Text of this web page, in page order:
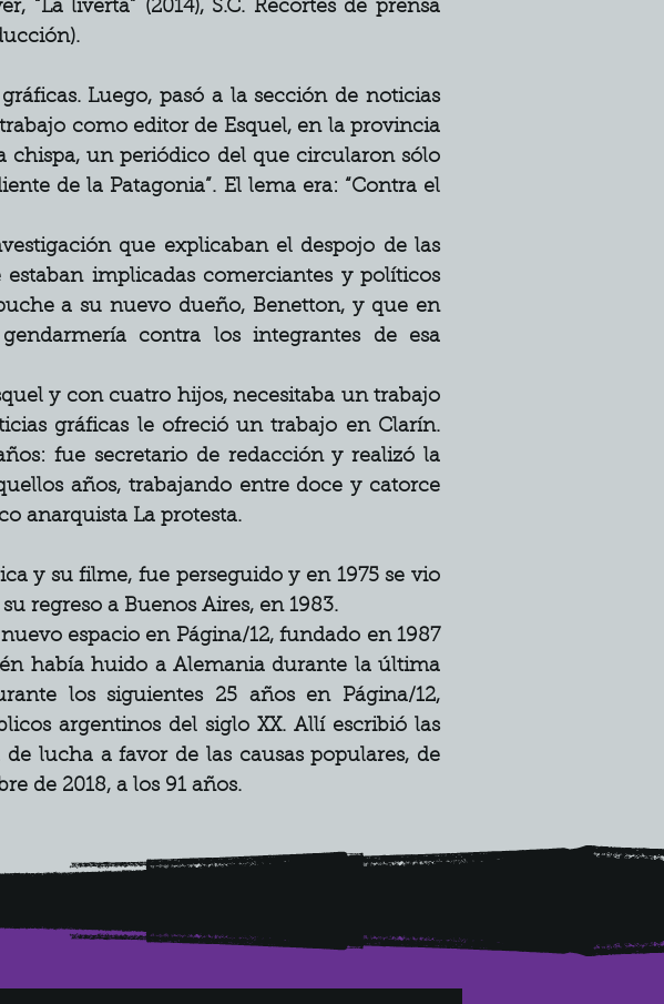
“La livertá” (2014), S.C. Recortes de prensa
Luego, pasó a la sección de noticias
como editor de Esquel, en la provincia
chispa, un periódico del que circularon sólo
de la Patagonia”. El lema era: “Contra el
que explicaban el despojo de las
implicadas comerciantes y políticos
a su nuevo dueño, Benetton, y que en
contra los integrantes de esa
y con cuatro hijos, necesitaba un trabajo
gráficas le ofreció un trabajo en Clarín.
fue secretario de redacción y realizó la
años, trabajando entre doce y catorce
anarquista La protesta.
y su filme, fue perseguido y en 1975 se vio
regreso a Buenos Aires, en 1983.
espacio en Página/12, fundado en 1987
había huido a Alemania durante la última
los siguientes 25 años en Página/12,
argentinos del siglo XX. Allí escribió las
lucha a favor de las causas populares, de
de 2018, a los 91 años.